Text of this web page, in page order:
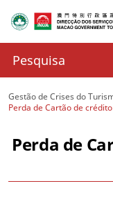
Gestão de Crises do
Perda de Cartão de
Perda de